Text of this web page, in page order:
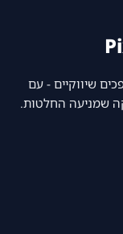
שיווקיים - עם